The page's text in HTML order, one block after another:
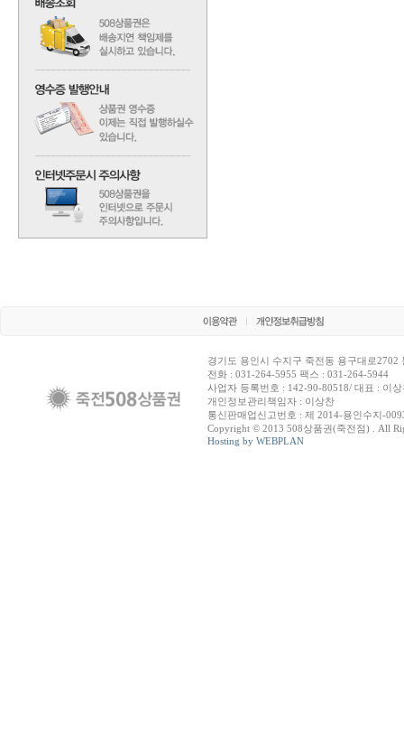
경기도 용인시 수지구 죽전동 용구대로2702
전화 : 031-264-5955 팩스 : 031-264-5944
사업자 등록번호 : 142-90-80518/ 대표 : 이상
개인정보관리책임자 : 이상찬
통신판매업신고번호 : 제 2014-용인수지-
Copyright © 2013 508상품권(죽전점) . All
Hosting by WEBPLAN